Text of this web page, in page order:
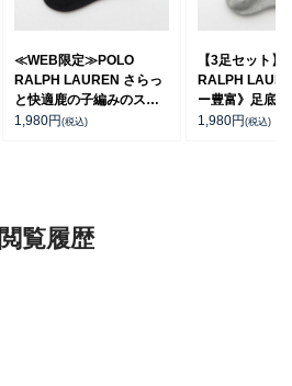
≪WEB限定≫POLO
RALPH LAUREN さらっ
と快適鹿の子編みのスニ
ーカー丈ソックス 【3足
1,980円(税込)
【3足セット】
RALPH
ー豊富》足底
ポイントソッ
1,980円(税込)
閲覧履歴